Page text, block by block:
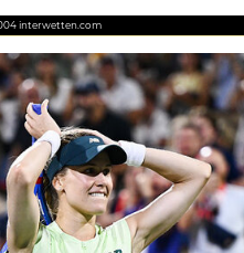
interwetten.com